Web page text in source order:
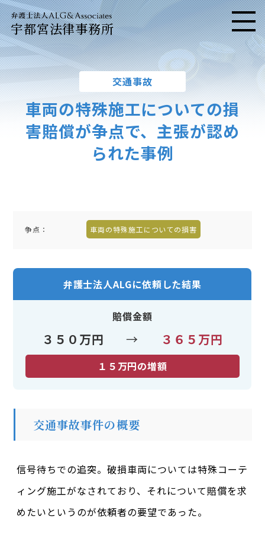
宇都宮法律事務所 メニ
交通事故
車両の特殊施工についての損
害賠償が争点で、主張が認め
られた事例
争点： 車両の特殊施工についての損害
弁護士法人ALGに依頼した結果
賠償金額
３５０万円 → ３６５万円
１５万円の増額
交通事故事件の概要
信号待ちでの追突。破損車両については特殊コーテ
ィング施工がなされており、それについて賠償を求
めたいというのが依頼者の要望であった。